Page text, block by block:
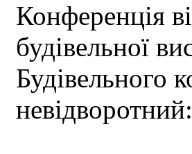
Конференція
будівельної
Будівельного